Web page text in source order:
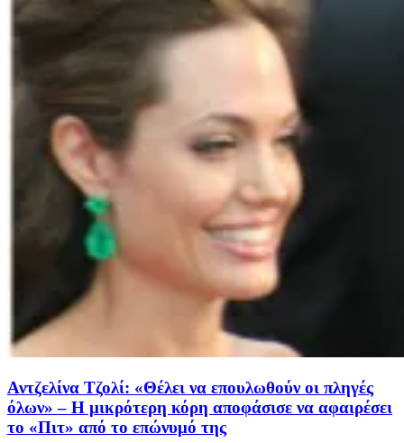
Αντζελίνα Τζολί: «Θέλει να επουλωθούν οι πληγές
όλων» – Η μικρότερη κόρη αποφάσισε να αφαιρέσει
το «Πιτ» από το επώνυμό της